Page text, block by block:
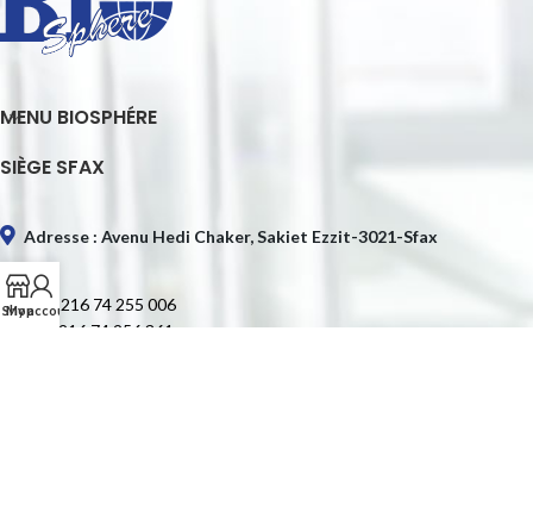
MENU BIOSPHÉRE
SIÈGE SFAX
Adresse : Avenu Hedi Chaker, Sakiet Ezzit-3021-Sfax
Tél. : +216 74 255 006
Fax : +216 74 256 361
Shop
My account